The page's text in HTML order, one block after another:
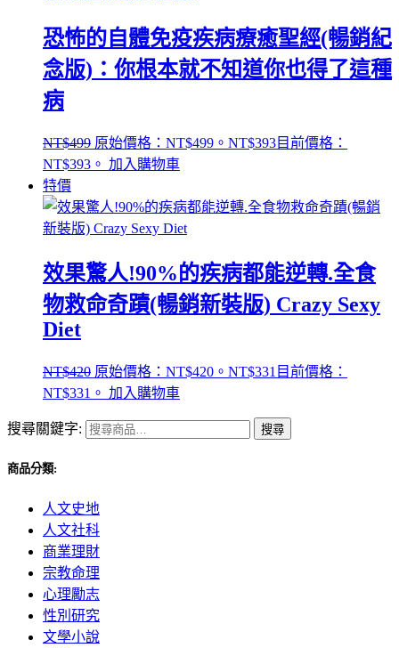
恐怖的自體免疫疾病療癒聖經(暢銷紀
念版)：你根本就不知道你也得了這種
病
NT$499 原始價格：NT$499。 NT$393目前價格：
NT$393。 加入購物車
特價
效果驚人!90%的疾病都能逆轉.全食
物救命奇蹟(暢銷新裝版) Crazy Sexy
Diet
NT$420 原始價格：NT$420。 NT$331 目前價格：
NT$331。 加入購物車
搜尋關鍵字: 搜尋
商品分類:
人文史地
人文社科
商業理財
宗教命理
心理勵志
性別研究
文學小說